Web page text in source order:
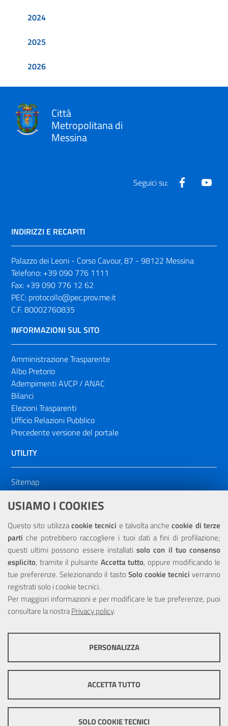
USIAMO I COOKIES
Questo sito utilizzacookie tecnici e talvolta anchecookie di terze
parti che potrebbero raccogliere i tuoi dati a fini di profilazione;
questi ultimi possono essere installatisolo con il tuo consenso
esplicito, tramite il pulsante Accetta tutto, oppure modificando le
tue preferenze. Selezionando il tasto Solo cookie tecnici verranno
registrati solo i cookie tecnici.
Per maggiori informazioni e per modificare le tue preferenze, puoi
consultare la nostraPrivacy policy.
ottimale per ogni utente. Essi non raccolgono i tuoi dati e le tue
informazioni di navigazione per scopi di marketing e profilazione, e
pertanto possono essere utilizzati senza bisogno di acquisire il tuo
PERSONALIZZA
ACCETTA TUTTO
SOLO COOKIE TECNICI
2024
2025
2026
Città
Metropolitana di
Messina
Seguici su: Facebook
INDIRIZZI E RECAPITI
Palazzo dei Leoni - Corso Cavour, 87 - 98122 Messina
Telefono: +39 090 776 1111
Fax: +39 090 776 12 62
PEC: protocollo@pec.prov.me.it
C.F. 80002760835
INFORMAZIONI SUL SITO
Amministrazione Trasparente
Albo Pretorio
Adempimenti AVCP / ANAC
Bilanci
Elezioni Trasparenti
Ufficio Relazioni Pubblico
Precedente versione del portale
UTILITY
Sitemap
Dichiarazione di accessibilità
NOTE LEGALI
Privacy
Portale realizzato con la partecipazione finanziaria dell'Unione
Europea tramite i fondi del POR Sicilia 2000/2006 Misura 6.05 -